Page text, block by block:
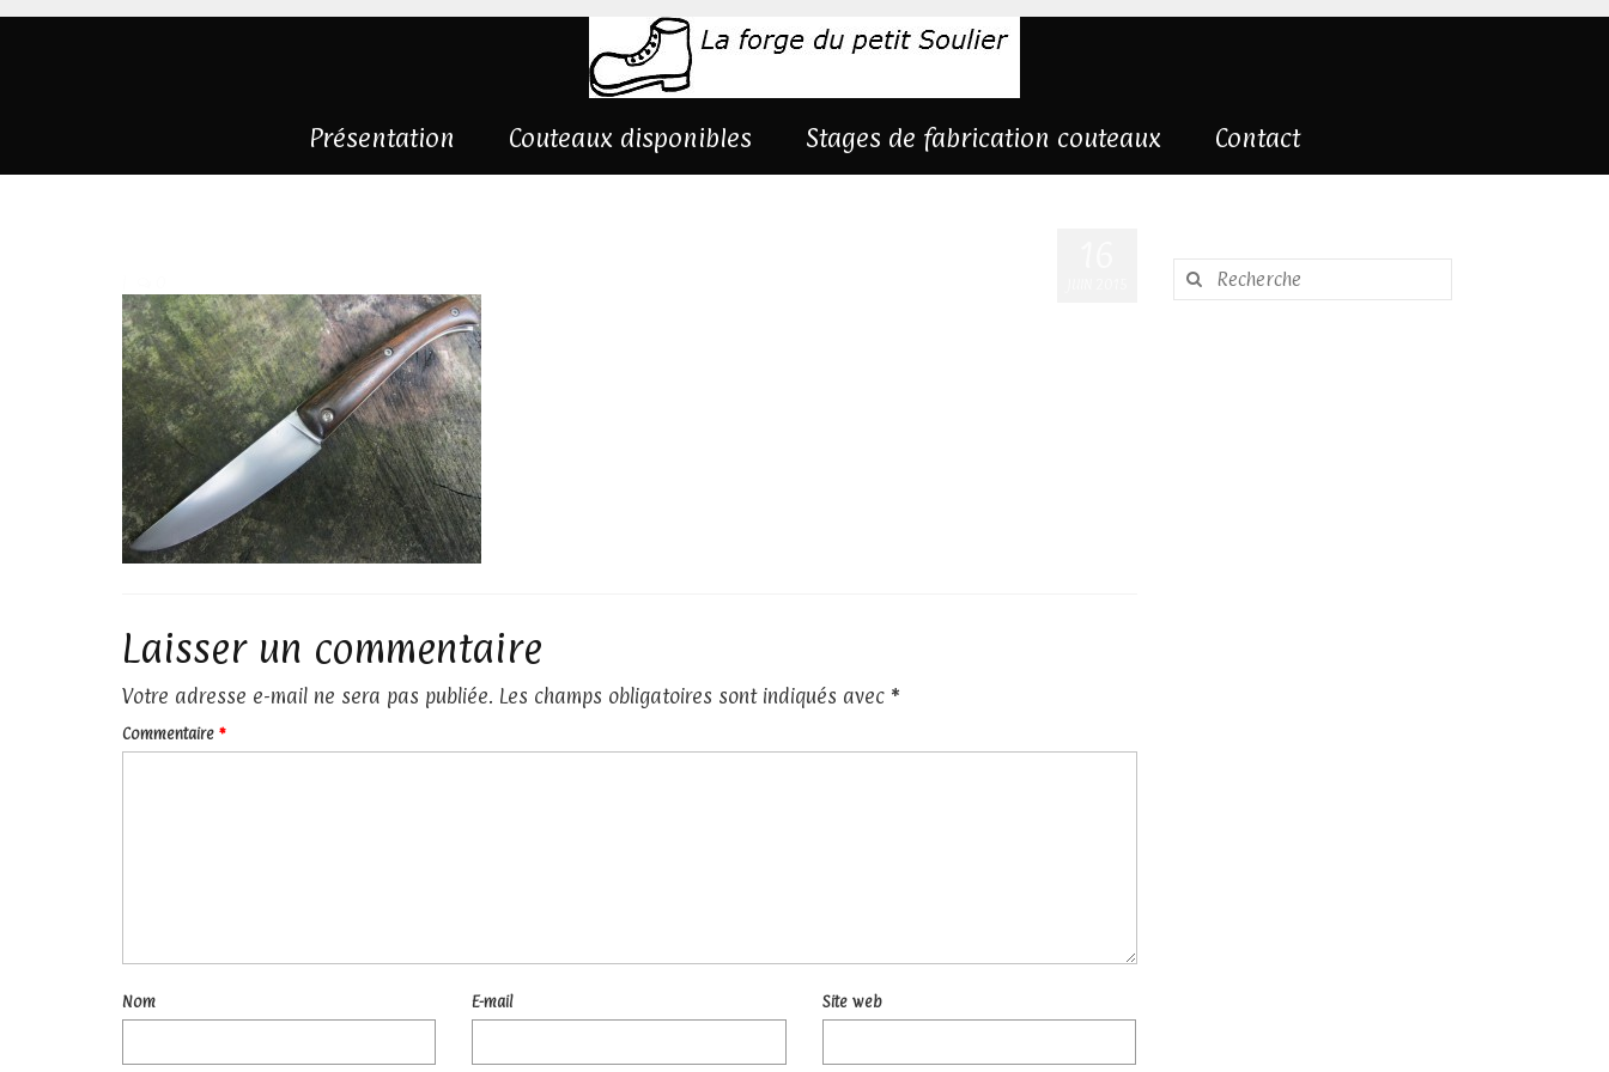
Présentation Couteaux disponibles Stages de fabrication couteaux Contact
Laisser un commentaire
Votre adresse e-mail ne sera pas publiée. Les champs obligatoires sont indiqués avec *
Commentaire *
Nom E-mail Site web
Rechercher
: